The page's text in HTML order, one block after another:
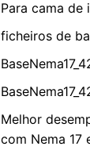
Para cama de
ficheiros de
Melhor
com Nema 17